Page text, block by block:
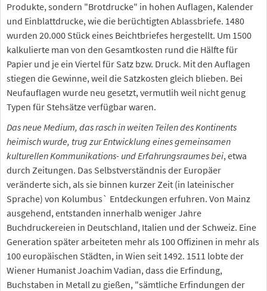
Produkte, sondern "Brotdrucke" in hohen Auflagen, Kalender
und Einblattdrucke, wie die berüchtigten Ablassbriefe. 1480
wurden 20.000 Stück eines Beichtbriefes hergestellt. Um 1500
kalkulierte man von den Gesamtkosten rund die Hälfte für
Papier und je ein Viertel für Satz bzw. Druck. Mit den Auflagen
stiegen die Gewinne, weil die Satzkosten gleich blieben. Bei
Neufauflagen wurde neu gesetzt, vermutlih weil nicht genug
Typen für Stehsätze verfügbar waren.
Das neue Medium, das rasch in weiten Teilen des Kontinents
heimisch wurde, trug zur Entwicklung eines gemeinsamen
kulturellen Kommunikations- und Erfahrungsraumes bei, etwa
durch Zeitungen. Das Selbstverständnis der Europäer
veränderte sich, als sie binnen kurzer Zeit (in lateinischer
Sprache) von Kolumbus` Entdeckungen erfuhren. Von Mainz
ausgehend, entstanden innerhalb weniger Jahre
Buchdruckereien in Deutschland, Italien und der Schweiz. Eine
Generation später arbeiteten mehr als 100 Offizinen in mehr als
100 europäischen Städten, in Wien seit 1492. 1511 lobte der
Wiener Humanist Joachim Vadian, dass die Erfindung,
Buchstaben in Metall zu gießen, "sämtliche Erfindungen der